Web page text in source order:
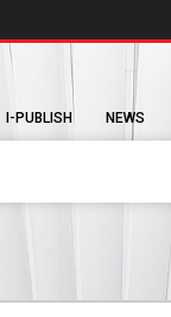
I-PUBLISH NEWS